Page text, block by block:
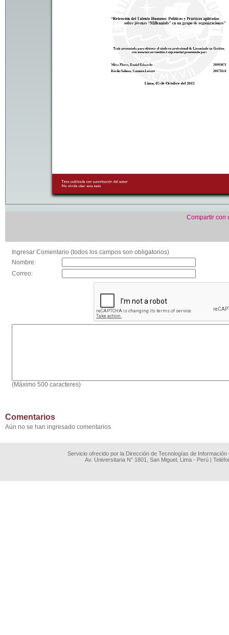
Compartir con
Ingresar Comentario (todos los campos son obligatorios)
Nombre:
Correo:
(Máximo 500 caracteres)
Comentarios
Aún no se han ingresado comentarios
Servicio ofrecido por la Dirección de Tecnologías de
Av. Universitaria N° 1801, San Miguel, Lima - Perú |